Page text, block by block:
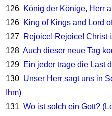
126 König der Könige, Herr
126 King of Kings and Lord
127 Rejoice! Rejoice! Christ
128 Auch dieser neue Tag
129 Ein jeder trage die Last
130 Unser Herr sagt uns in
Ihm)
131 Wo ist solch ein Gott?